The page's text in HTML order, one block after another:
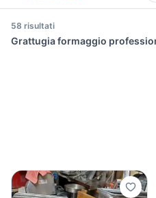
58 risultati
Grattugia formaggio